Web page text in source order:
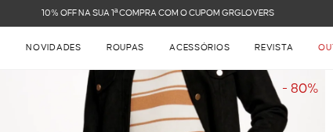
FRETE GRÁTIS NAS COMPRAS ACIMA DE R$ 899
NOVIDADES ROUPAS ACESSÓRIOS REVISTA
- 80%